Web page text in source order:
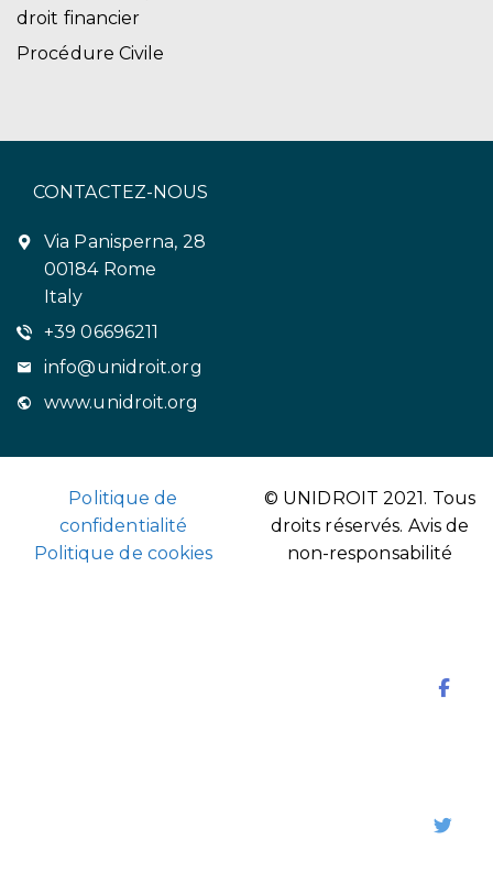
droit financier
Procédure Civile
CONTACTEZ-NOUS
Via Panisperna, 28
00184 Rome
Italy
+39 06696211
info@unidroit.org
www.unidroit.org
Politique de
confidentialité
Politique de cookies
© UNIDROIT 2021. Tous
droits réservés. Avis de
non-responsabilité